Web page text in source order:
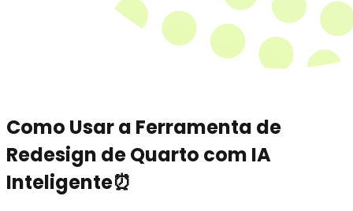
Como Usar a Ferramenta de
Redesign de Quarto com IA
Inteligente⏰